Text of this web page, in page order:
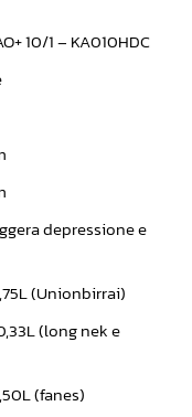
10/1 – KA010HDC
depressione e
(Unionbirrai)
(long nek e
(fanes)